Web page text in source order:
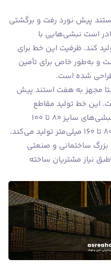
پیش نورد رفت و برگشتی
است نبشی‌هایی با
میلی‌متر تولید کند. ظرفیت این خط برای
و به‌طور خاص برای تأمین
طراحی شده است.
مجهز به هفت استند پیش
این خط تولید مقاطع
فولادی سنگین‌تری همچون نبشی‌های سایز ۸۰ تا ۱۰۰
میلی‌متر و ناودانی‌های سایز ۸۰ تا ۱۶۰ میلی‌متر تولید می‌کند.
ساختمانی و صنعتی
نیاز مشتریان ساخته